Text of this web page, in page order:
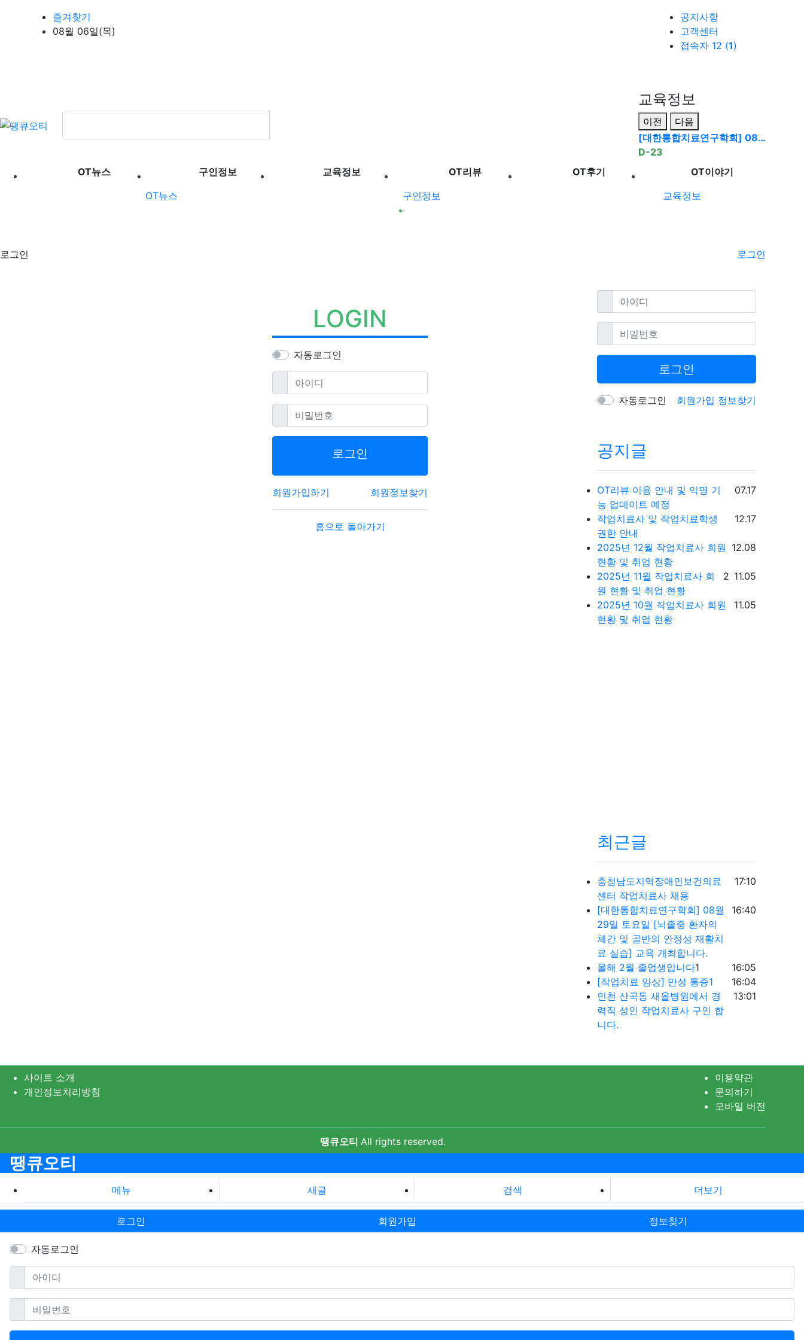
상단 네비즐겨찾기
08월 06일(목)
공지사항
고객센터
접속자 12 (1)
교육정보
이전
다음
[대한통합치료연구학회] 08…
D-23
메인 메뉴 OT뉴스 구인정보 교육정보 OT리뷰 OT후기
OT이야기
OT뉴스
구인정보 교육정보
로그인 로그인
LOGIN
자동로그인
아이디필수
비밀번호필수
로그인
회원가입하기 회원정보찾기
홈으로 돌아가기
아이디필수
비밀번호필수
로그인
자동로그인 회원가입 정보찾기
공지글
등록일
07.17
OT리뷰 이용 안내 및 익명 기
능 업데이트 예정
등록일
12.17
작업치료사 및 작업치료학생
권한 안내
등록일
12.08
2025년 12월 작업치료사 회원
현황 및 취업 현황
등록일
11.05
2025년 11월 작업치료사 회
원 현황 및 취업 현황
댓글
2
등록일
11.05
2025년 10월 작업치료사 회원
현황 및 취업 현황
최근글
등록일
17:10
충청남도지역장애인보건의료
센터 작업치료사 채용
등록일
16:40
[대한통합치료연구학회] 08월
29일 토요일 [뇌졸중 환자의
체간 및 골반의 안정성 재활치
료 실습] 교육 개최합니다.
등록일
16:05
올해 2월 졸업생입니다댓글
1
등록일
16:04
[작업치료 임상] 만성 통증1
등록일
13:01
인천 산곡동 새올병원에서 경
력직 성인 작업치료사 구인 합
니다.
사이트 소개
개인정보처리방침
이용약관
문의하기
모바일 버전
땡큐오티 All rights reserved.
땡큐오티
메뉴 새글 검색 더보기
로그인 회원가입 정보찾기
자동로그인
아이디필수
비밀번호필수